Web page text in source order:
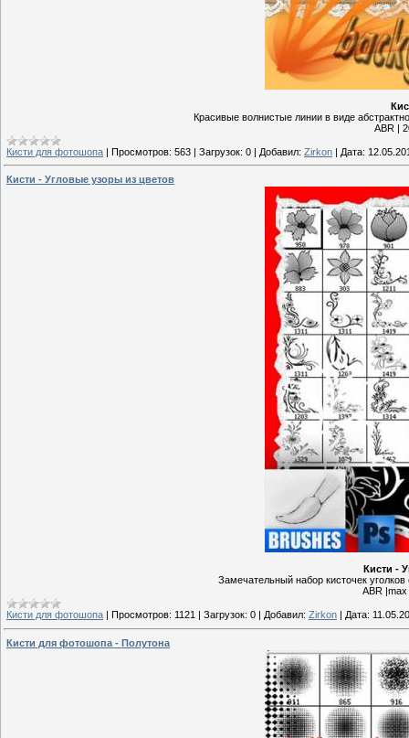
Красивые волнистые линии в виде
ABR |
Кисти для фотошопа | Просмотров: 563 | Загрузок: 0 | Добавил: Zirkon | Дата:
Кисти - Угловые узоры из цветов
Кисти -
Замечательный набор кисточек
ABR
Кисти для фотошопа | Просмотров: 1121 | Загрузок: 0 | Добавил: Zirkon | Дата:
Кисти для фотошопа - Полутона